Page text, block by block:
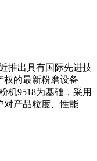
推出具有国际先进技
权的最新粉磨设备—
机9518为基础，采用
对产品粒度、性能